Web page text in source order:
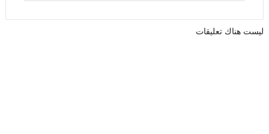
ليست هناك تعليقات